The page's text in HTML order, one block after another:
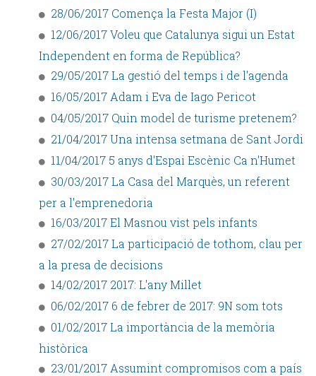
28/06/2017 Comença la Festa Major (I)
12/06/2017 Voleu que Catalunya sigui un Estat
Independent en forma de República?
29/05/2017 La gestió del temps i de l'agenda
16/05/2017 Adam i Eva de Iago Pericot
04/05/2017 Quin model de turisme pretenem?
21/04/2017 Una intensa setmana de Sant Jordi
11/04/2017 5 anys d'Espai Escènic Ca n'Humet
30/03/2017 La Casa del Marquès, un referent
per a l'emprenedoria
16/03/2017 El Masnou vist pels infants
27/02/2017 La participació de tothom, clau per
a la presa de decisions
14/02/2017 2017: L'any Millet
06/02/2017 6 de febrer de 2017: 9N som tots
01/02/2017 La importància de la memòria
històrica
23/01/2017 Assumint compromisos com a país